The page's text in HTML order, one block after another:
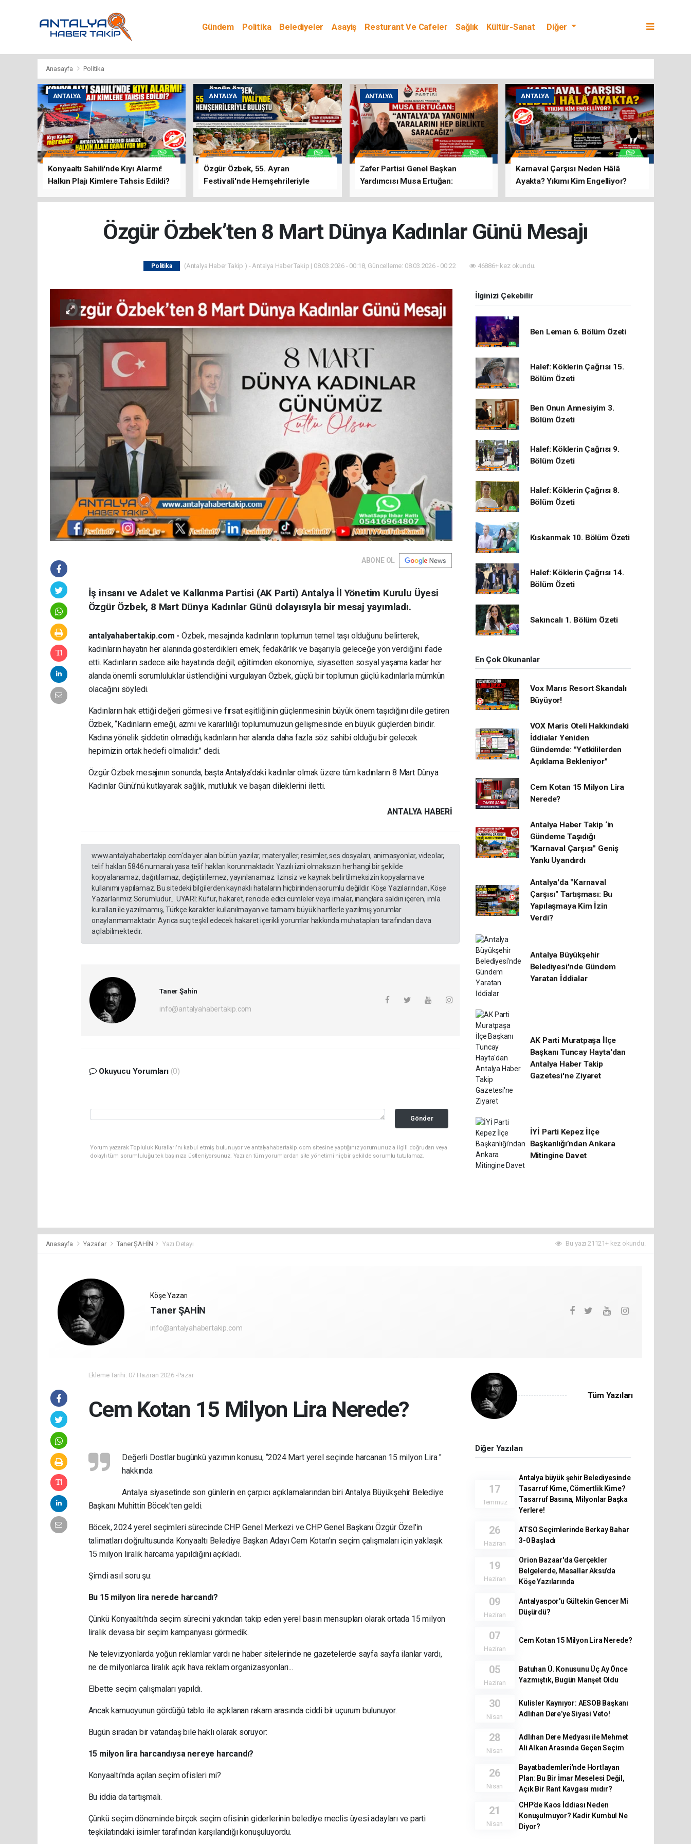
Gündem Politika Belediyeler Asayiş Resturant Ve Cafeler Sağlık
Kültür-Sanat
Diğer
Anasayfa Politika
ANTALYA
Konyaaltı Sahili'nde Kıyı Alarmı!
Halkın Plajı Kimlere Tahsis Edildi?
ANTALYA
Özgür Özbek, 55. Ayran
Festivali'nde Hemşehrileriyle
ANTALYA
Zafer Partisi Genel Başkan
Yardımcısı Musa Ertuğan:
ANTALYA
Karnaval Çarşısı Neden Hâlâ
Ayakta? Yıkımı Kim Engelliyor?
Özgür Özbek’ten 8 Mart Dünya Kadınlar Günü Mesajı
Politika (Antalya Haber Takip ) - Antalya Haber Takip | 08.03.2026 - 00:18, Güncelleme: 08.03.2026 - 00:22 46886+ kez okundu.
ABONE OL
İş insanı ve Adalet ve Kalkınma Partisi (AK Parti) Antalya İl Yönetim Kurulu Üyesi
Özgür Özbek, 8 Mart Dünya Kadınlar Günü dolayısıyla bir mesaj yayımladı.
antalyahabertakip.com - Özbek, mesajında kadınların toplumun temel taşı olduğunu belirterek,
kadınların hayatın her alanında gösterdikleri emek, fedakârlık ve başarıyla geleceğe yön verdiğini ifade
etti. Kadınların sadece aile hayatında değil; eğitimden ekonomiye, siyasetten sosyal yaşama kadar her
alanda önemli sorumluluklar üstlendiğini vurgulayan Özbek, güçlü bir toplumun güçlü kadınlarla mümkün
olacağını söyledi.
Kadınların hak ettiği değeri görmesi ve fırsat eşitliğinin güçlenmesinin büyük önem taşıdığını dile getiren
Özbek, “Kadınların emeği, azmi ve kararlılığı toplumumuzun gelişmesinde en büyük güçlerden biridir.
Kadına yönelik şiddetin olmadığı, kadınların her alanda daha fazla söz sahibi olduğu bir gelecek
hepimizin ortak hedefi olmalıdır.” dedi.
Özgür Özbek mesajının sonunda, başta Antalya’daki kadınlar olmak üzere tüm kadınların 8 Mart Dünya
Kadınlar Günü’nü kutlayarak sağlık, mutluluk ve başarı dileklerini iletti.
ANTALYA HABERİ
www.antalyahabertakip.com'da yer alan bütün yazılar, materyaller, resimler, ses dosyaları, animasyonlar, videolar,
telif hakları 5846 numaralı yasa telif hakları korunmaktadır. Yazılı izni olmaksızın herhangi bir şekilde
kopyalanamaz, dağıtılamaz, değiştirilemez, yayınlanamaz. İzinsiz ve kaynak belirtilmeksizin kopyalama ve
kullanımı yapılamaz. Bu sitedeki bilgilerden kaynaklı hataların hiçbirinden sorumlu değildir. Köşe Yazılarından, Köşe
Yazarlarımız Sorumludur... UYARI: Küfür, hakaret, rencide edici cümleler veya imalar, inançlara saldırı içeren, imla
kuralları ile yazılmamış, Türkçe karakter kullanılmayan ve tamamı büyük harflerle yazılmış yorumlar
onaylanmamaktadır. Ayrıca suç teşkil edecek hakaret içerikli yorumlar hakkında muhatapları tarafından dava
açılabilmektedir.
Taner Şahin
info@antalyahabertakip.com
Okuyucu Yorumları (0)
Gönder
Yorum yazarak Topluluk Kuralları’nı kabul etmiş bulunuyor ve antalyahabertakip.com sitesine yaptığınız yorumunuzla ilgili doğrudan veya
dolaylı tüm sorumluluğu tek başınıza üstleniyorsunuz. Yazılan tüm yorumlardan site yönetimi hiçbir şekilde sorumlu tutulamaz.
İlginizi Çekebilir
Ben Leman 6. Bölüm Özeti
Halef: Köklerin Çağrısı 15.
Bölüm Özeti
Ben Onun Annesiyim 3.
Bölüm Özeti
Halef: Köklerin Çağrısı 9.
Bölüm Özeti
Halef: Köklerin Çağrısı 8.
Bölüm Özeti
Kıskanmak 10. Bölüm Özeti
Halef: Köklerin Çağrısı 14.
Bölüm Özeti
Sakıncalı 1. Bölüm Özeti
En Çok Okunanlar
Vox Marıs Resort Skandalı
Büyüyor!
VOX Maris Oteli Hakkındaki
İddialar Yeniden
Gündemde: "Yetkililerden
Açıklama Bekleniyor"
Cem Kotan 15 Milyon Lira
Nerede?
Antalya Haber Takip ‘in
Gündeme Taşıdığı
"Karnaval Çarşısı" Geniş
Yankı Uyandırdı
Antalya'da "Karnaval
Çarşısı" Tartışması: Bu
Yapılaşmaya Kim İzin
Verdi?
Antalya Büyükşehir
Belediyesi'nde Gündem
Yaratan İddialar
AK Parti Muratpaşa İlçe
Başkanı Tuncay Hayta'dan
Antalya Haber Takip
Gazetesi'ne Ziyaret
İYİ Parti Kepez İlçe
Başkanlığı’ndan Ankara
Mitingine Davet
Anasayfa Yazarlar Taner ŞAHİN Yazı Detayı Bu yazı 21121+ kez okundu.
Köşe Yazarı
Taner ŞAHİN
info@antalyahabertakip.com
Ekleme Tarihi: 07 Haziran 2026 -Pazar
Cem Kotan 15 Milyon Lira Nerede?
Değerli Dostlar bugünkü yazımın konusu, “2024 Mart yerel seçinde harcanan 15 milyon Lira "
hakkında
Antalya siyasetinde son günlerin en çarpıcı açıklamalarından biri Antalya Büyükşehir Belediye
Başkanı Muhittin Böcek'ten geldi.
Böcek, 2024 yerel seçimleri sürecinde CHP Genel Merkezi ve CHP Genel Başkanı Özgür Özel'in
talimatları doğrultusunda Konyaaltı Belediye Başkan Adayı Cem Kotan'ın seçim çalışmaları için yaklaşık
15 milyon liralık harcama yapıldığını açıkladı.
Şimdi asıl soru şu:
Bu 15 milyon lira nerede harcandı?
Çünkü Konyaaltı'nda seçim sürecini yakından takip eden yerel basın mensupları olarak ortada 15 milyon
liralık devasa bir seçim kampanyası görmedik.
Ne televizyonlarda yoğun reklamlar vardı ne haber sitelerinde ne gazetelerde sayfa sayfa ilanlar vardı,
ne de milyonlarca liralık açık hava reklam organizasyonları...
Elbette seçim çalışmaları yapıldı.
Ancak kamuoyunun gördüğü tablo ile açıklanan rakam arasında ciddi bir uçurum bulunuyor.
Bugün sıradan bir vatandaş bile haklı olarak soruyor:
15 milyon lira harcandıysa nereye harcandı?
Konyaaltı'nda açılan seçim ofisleri mi?
Bu iddia da tartışmalı.
Çünkü seçim döneminde birçok seçim ofisinin giderlerinin belediye meclis üyesi adayları ve parti
teşkilatındaki isimler tarafından karşılandığı konuşuluyordu.
Tüm Yazıları
Diğer Yazıları
17
Temmuz
Antalya büyük şehir Belediyesinde
Tasarruf Kime, Cömertlik Kime?
Tasarruf Basına, Milyonlar Başka
Yerlere!
26
Haziran
ATSO Seçimlerinde Berkay Bahar
3-0 Başladı
19
Haziran
Orion Bazaar'da Gerçekler
Belgelerde, Masallar Aksu’da
Köşe Yazılarında
09
Haziran
Antalyaspor'u Gültekin Gencer Mi
Düşürdü?
07
Haziran
Cem Kotan 15 Milyon Lira Nerede?
05
Haziran
Batuhan Ü. Konusunu Üç Ay Önce
Yazmıştık, Bugün Manşet Oldu
30
Nisan
Kulisler Kaynıyor: AESOB Başkanı
Adlıhan Dere’ye Siyasi Veto!
28
Nisan
Adlıhan Dere Medyası ile Mehmet
Ali Alkan Arasında Geçen Seçim
26
Nisan
Bayatbademleri’nde Hortlayan
Plan: Bu Bir İmar Meselesi Değil,
Açık Bir Rant Kavgası mıdır?
21
Nisan
CHP’de Kaos İddiası Neden
Konuşulmuyor? Kadir Kumbul Ne
Diyor?